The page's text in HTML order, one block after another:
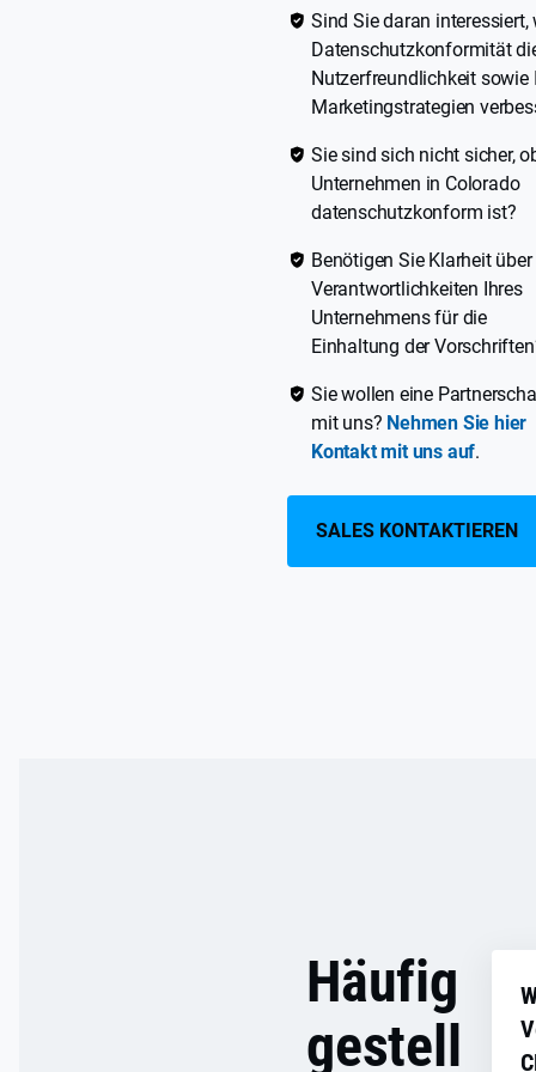
Sind Sie daran interessiert,
Datenschutzkonformität
Nutzerfreundlichkeit sowie
Marketingstrategien
Sie sind sich nicht sicher,
Unternehmen in Colorado
datenschutzkonform ist?
Benötigen Sie Klarheit über
Verantwortlichkeiten Ihres
Unternehmens für die
Einhaltung der
Sie wollen eine
mit uns? Nehmen Sie hier
Kontakt mit uns auf.
SALES KONTAKTIEREN
Häufig
gestell